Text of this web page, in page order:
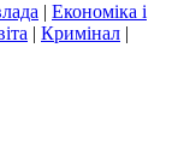
| Економіка і
| Кримінал |